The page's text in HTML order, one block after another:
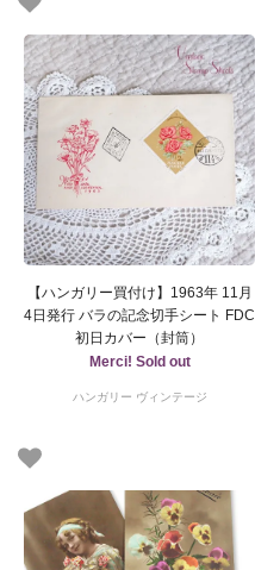
【ハンガリー買付け】1963年 11月
4日発行 バラの記念切手シート FDC
初日カバー（封筒）
Merci! Sold out
ハンガリー ヴィンテージ